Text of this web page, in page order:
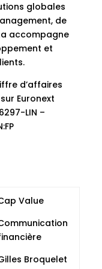
globales
de
accompagne
et
d’affaires
Euronext
LIN –
Value
Broquelet